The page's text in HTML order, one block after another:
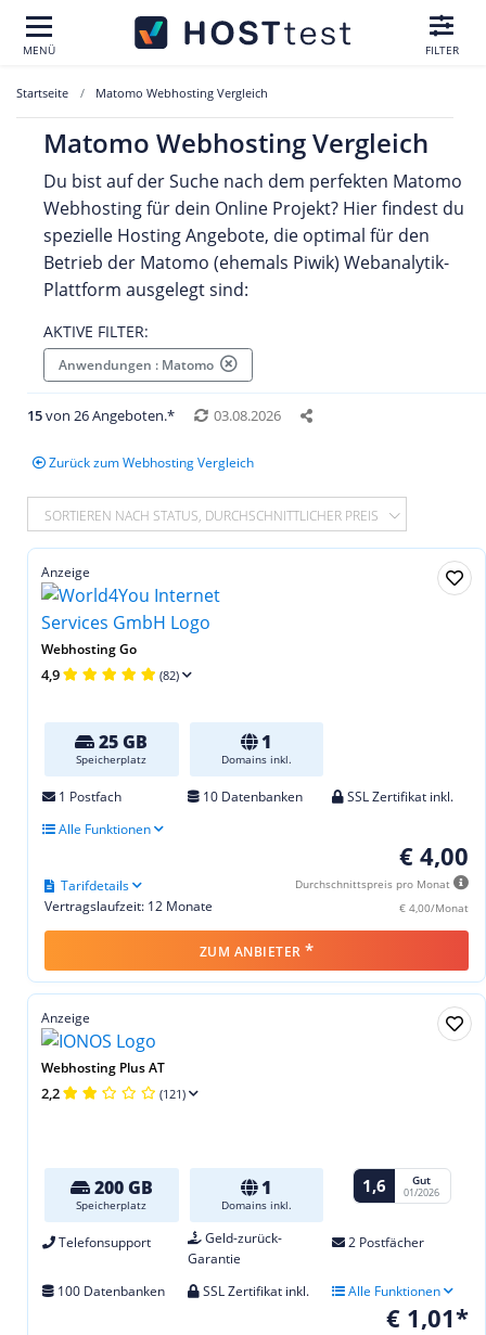
MENÜ FILTER
Startseite Matomo Webhosting Vergleich
Matomo Webhosting Vergleich
Du bist auf der Suche nach dem perfekten Matomo
Webhosting für dein Online Projekt? Hier findest du
spezielle Hosting Angebote, die optimal für den
Betrieb der Matomo (ehemals Piwik) Webanalytik-
Plattform ausgelegt sind:
AKTIVE FILTER:
Anwendungen : Matomo
15von 26 Angeboten.* 03.08.2026
Zurück zum Webhosting Vergleich
SORTIEREN NACH STATUS, DURCHSCHNITTLICHER PREIS
Anzeige
Webhosting Go
4,9 (82)
25 GB
Speicherplatz
1
Domains inkl.
1 Postfach 10 Datenbanken
SSL Zertifikat inkl.
Alle Funktionen
€ 4,00
Durchschnittspreis pro Monat
€ 4,00/Monat
Vertragslaufzeit: 12 Monate
Tarifdetails
ZUM ANBIETER *
Anzeige
Webhosting Plus AT
2,2 (121)
200 GB
Speicherplatz
1
Domains inkl.
1,6 Gut
01/2026
Telefonsupport
Geld-zurück-
Garantie
2 Postfächer
100 Datenbanken SSL Zertifikat inkl. Alle Funktionen
€ 1,01*